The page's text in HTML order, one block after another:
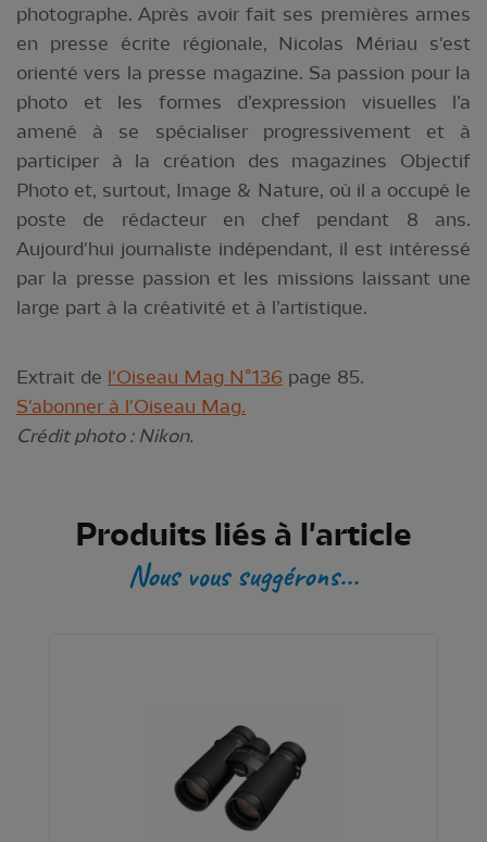
photographe. Après avoir fait ses premières armes
en presse écrite régionale, Nicolas Mériau s'est
orienté vers la presse magazine. Sa passion pour la
photo et les formes d’expression visuelles l’a
amené à se spécialiser progressivement et à
participer à la création des magazines Objectif
Photo et, surtout, Image & Nature, où il a occupé le
poste de rédacteur en chef pendant 8 ans.
Aujourd'hui journaliste indépendant, il est intéressé
par la presse passion et les missions laissant une
large part à la créativité et à l’artistique.
Extrait de l'Oiseau Mag N°136 page 85.
S'abonner à l'Oiseau Mag.
Crédit photo : Nikon.
Produits liés à l'article
Nous vous suggérons...